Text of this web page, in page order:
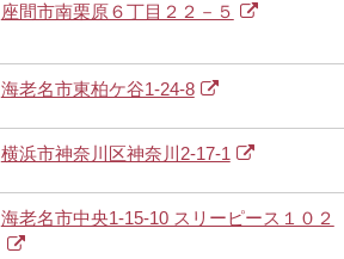
座間市南栗原６丁目２２－５
海老名市東柏ケ谷1-24-8
横浜市神奈川区神奈川2-17-1
海老名市中央1-15-10 スリーピース１０２